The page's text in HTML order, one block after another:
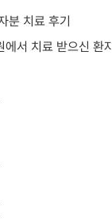
분 치료 후기
서 치료 받으신 환